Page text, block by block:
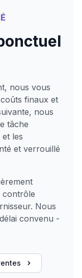
nous vous
finaux et
nous
tâche
les
et verrouillé
contrôle
Nous
convenu -